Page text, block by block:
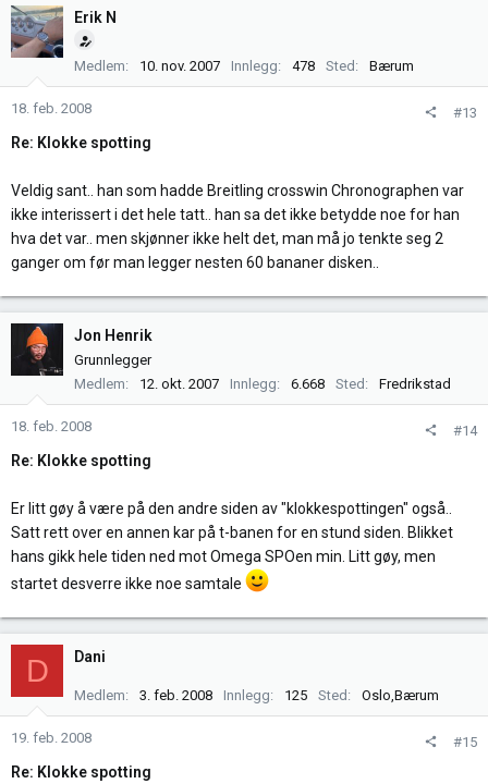
k
s
e
r
Erik N
Medlem 10. nov. 2007 Innlegg 478 Sted Bærum
18. feb. 2008 #13
Re: Klokke spotting
Veldig sant.. han som hadde Breitling crosswin Chronographen var
ikke interissert i det hele tatt.. han sa det ikke betydde noe for han
hva det var.. men skjønner ikke helt det, man må jo tenkte seg 2
ganger om før man legger nesten 60 bananer disken..
Jon Henrik
Grunnlegger
Medlem
12. okt. 2007 Innlegg 6.668 Sted Fredrikstad
18. feb. 2008 #14
Re: Klokke spotting
Er litt gøy å være på den andre siden av "klokkespottingen" også..
Satt rett over en annen kar på t-banen for en stund siden. Blikket
hans gikk hele tiden ned mot Omega SPOen min. Litt gøy, men
startet desverre ikke noe samtale
D Dani
Medlem 3. feb. 2008 Innlegg 125 Sted Oslo,Bærum
19. feb. 2008 #15
Re: Klokke spotting